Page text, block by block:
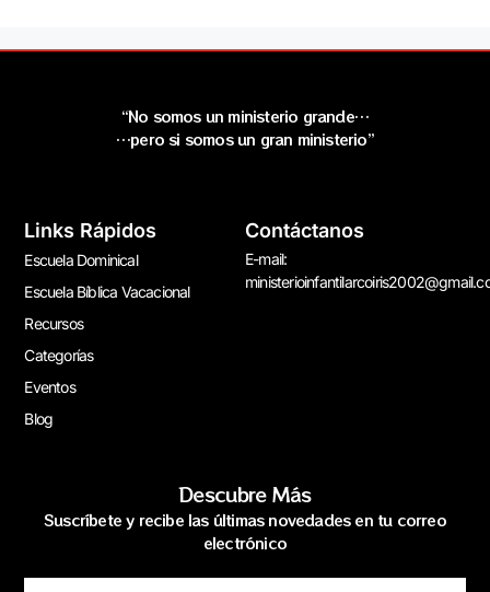
“No somos un ministerio grande…
…pero si somos un gran ministerio”
Links Rápidos
Escuela Dominical
Escuela Bíblica Vacacional
Recursos
Categorías
Eventos
Blog
Contáctanos
E-mail:
Descubre Más
Suscríbete y recibe las últimas novedades en tu correo
electrónico